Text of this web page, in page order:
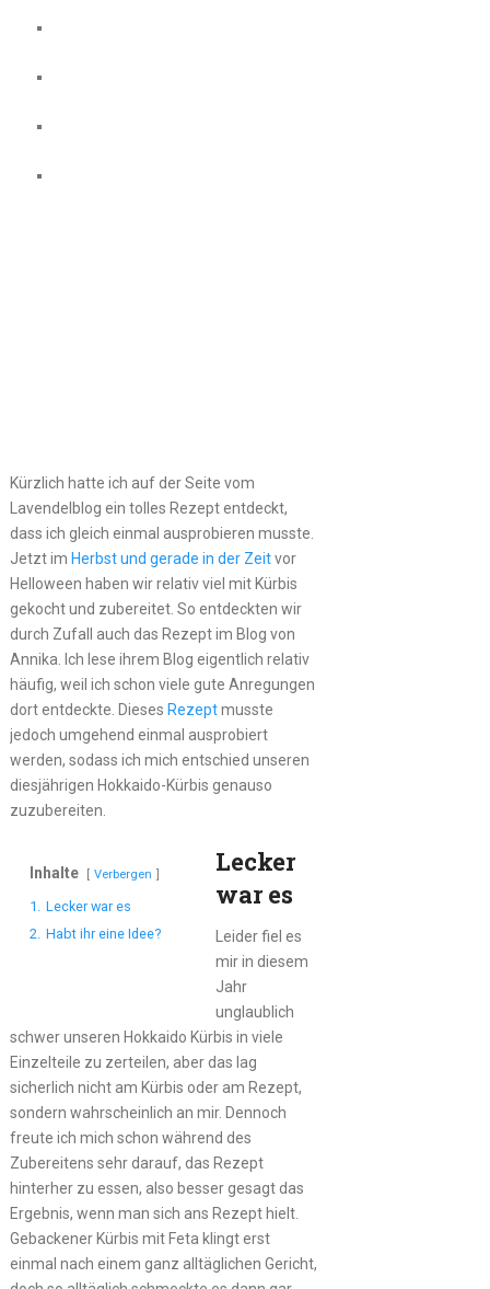
Kürzlich hatte ich auf der Seite vom
Lavendelblog ein tolles Rezept entdeckt,
dass ich gleich einmal ausprobieren musste.
Jetzt im Herbst und gerade in der Zeitvor
Helloween haben wir relativ viel mit Kürbis
gekocht und zubereitet. So entdeckten wir
durch Zufall auch das Rezept im Blog von
Annika. Ich lese ihrem Blog eigentlich relativ
häufig, weil ich schon viele gute Anregungen
dort entdeckte. Dieses Rezeptmusste
jedoch umgehend einmal ausprobiert
werden, sodass ich mich entschied unseren
diesjährigen Hokkaido-Kürbis genauso
zuzubereiten.
Inhalte Verbergen
1. Lecker war es
2. Habt ihr eine Idee?
Lecker
war es
Leider fiel es
mir in diesem
Jahr
unglaublich
schwer unseren Hokkaido Kürbis in viele
Einzelteile zu zerteilen, aber das lag
sicherlich nicht am Kürbis oder am Rezept,
sondern wahrscheinlich an mir. Dennoch
freute ich mich schon während des
Zubereitens sehr darauf, das Rezept
hinterher zu essen, also besser gesagt das
Ergebnis, wenn man sich ans Rezept hielt.
Gebackener Kürbis mit Feta klingt erst
einmal nach einem ganz alltäglichen Gericht,